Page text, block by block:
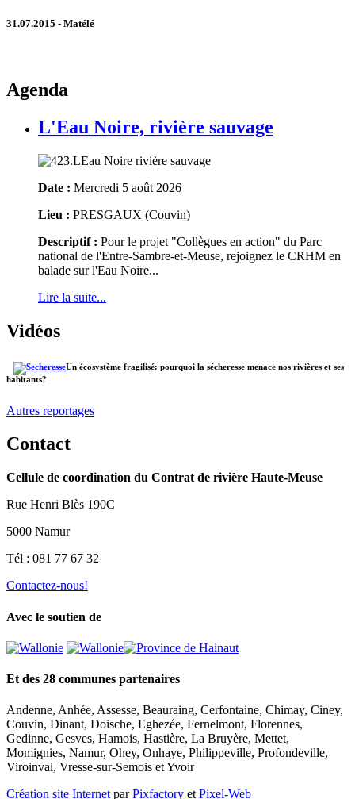
31.07.2015 - Matélé
Agenda
L'Eau Noire, rivière sauvage
Date : Mercredi 5 août 2026
Lieu : PRESGAUX (Couvin)
Descriptif : Pour le projet "Collègues en action" du Parc
national de l'Entre-Sambre-et-Meuse, rejoignez le CRHM en
balade sur l'Eau Noire...
Lire la suite...
Vidéos
Un écosystème fragilisé: pourquoi la sécheresse menace nos rivières et ses
habitants?
Autres reportages
Contact
Cellule de coordination du Contrat de rivière Haute-Meuse
Rue Henri Blès 190C
5000 Namur
Tél : 081 77 67 32
Contactez-nous!
Avec le soutien de
Et des 28 communes partenaires
Andenne, Anhée, Assesse, Beauraing, Cerfontaine, Chimay, Ciney,
Couvin, Dinant, Doische, Eghezée, Fernelmont, Florennes,
Gedinne, Gesves, Hamois, Hastière, La Bruyère, Mettet,
Momignies, Namur, Ohey, Onhaye, Philippeville, Profondeville,
Viroinval, Vresse-sur-Semois et Yvoir
Création site InternetparPixfactory etPixel-Web